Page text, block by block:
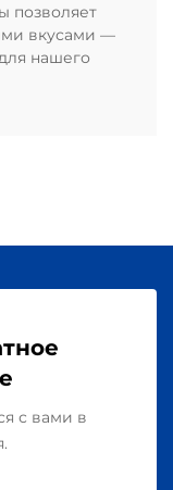
позволяет
вкусами —
нашего
с вами в